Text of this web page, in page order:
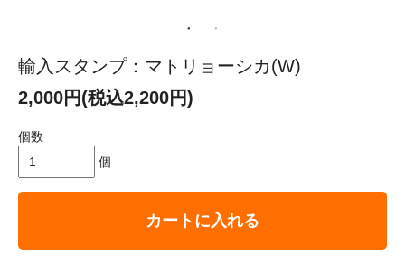
輸入スタンプ：マトリョーシカ(W)
2,000円(税込2,200円)
個数
個
カートに入れる